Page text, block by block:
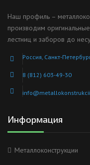
Наш профиль –
производим
лестниц и заборов до
Россия, Санкт-
8 (812) 603-49-30
Информация
Металлоконструкции